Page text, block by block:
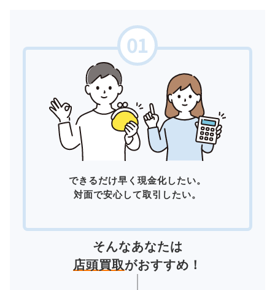
できるだけ早く現金化したい。
対面で安心して取引したい。
そんなあなたは
店頭買取がおすすめ！